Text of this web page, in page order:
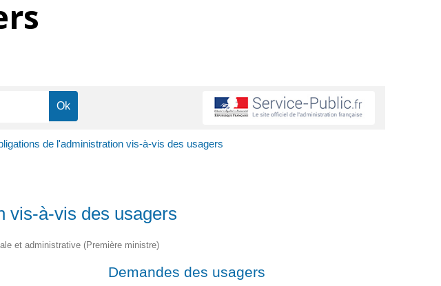
de l'administration vis-à-vis des usagers
vis-à-vis des usagers
et administrative (Première ministre)
Demandes des usagers